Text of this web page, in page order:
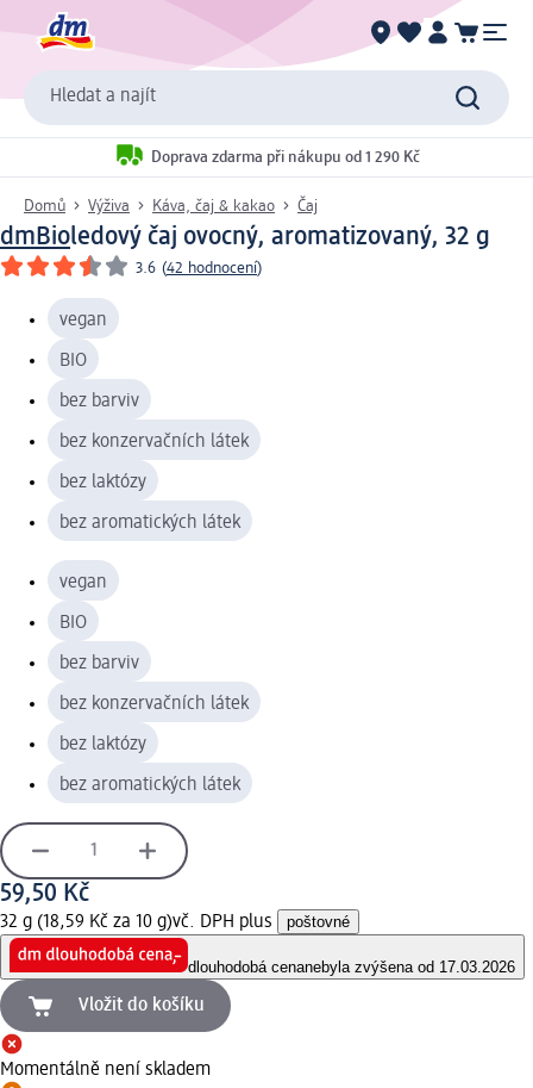
Hledat a najít
Doprava zdarma při nákupu od 1 290 Kč
Domů Výživa Káva, čaj & kakao Čaj
dmBioledový čaj ovocný, aromatizovaný, 32 g
3.6 (42 hodnocení)
vegan
BIO
bez barviv
bez konzervačních látek
bez laktózy
bez aromatických látek
vegan
BIO
bez barviv
bez konzervačních látek
bez laktózy
bez aromatických látek
59,50 Kč
32 g (18,59 Kč za 10 g)vč. DPH plus poštovné
dlouhodobá cenanebyla zvýšena od 17.03.2026
Vložit do košíku
Momentálně není skladem